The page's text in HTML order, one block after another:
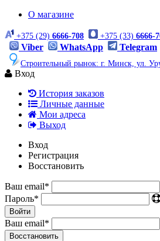
О магазине
+375 (29) 6666-708 +375 (33) 6666-
Viber WhatsApp Telegram
Строительный рынок: г. Минск, ул.
Вход
История заказов
Личные данные
Мои адреса
Выход
Вход
Регистрация
Восстановить
Ваш email*
Пароль*
Войти
Ваш email*
Воcстановить